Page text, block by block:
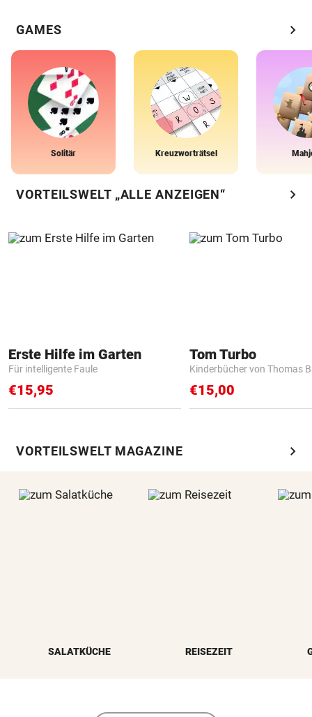
GAMES chevron_right
Solitär Kreuzworträtsel
VORTEILSWELT „ALLE ANZEIGEN“ chevron_right
Erste Hilfe im Garten
Für intelligente Faule
€15,95
Tom Turbo
Kinderbücher von Thomas
€15,00
VORTEILSWELT MAGAZINE chevron_right
SALATKÜCHE REISEZEIT